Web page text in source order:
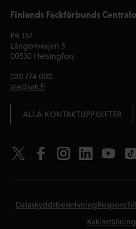
Finlands Fackförbunds
PB 157
Långbrokajen 3
00530 Helsingfors
020 774 000
sak@sak.fi
ALLA KONTAKTUPPGIFTER
DataskyddsbeskrivningRespons